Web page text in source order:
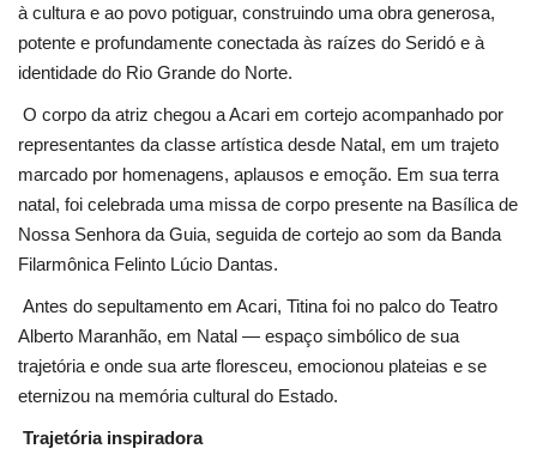
à cultura e ao povo potiguar, construindo uma obra generosa,
potente e profundamente conectada às raízes do Seridó e à
identidade do Rio Grande do Norte.
O corpo da atriz chegou a Acari em cortejo acompanhado por
representantes da classe artística desde Natal, em um trajeto
marcado por homenagens, aplausos e emoção. Em sua terra
natal, foi celebrada uma missa de corpo presente na Basílica de
Nossa Senhora da Guia, seguida de cortejo ao som da Banda
Filarmônica Felinto Lúcio Dantas.
Antes do sepultamento em Acari, Titina foi no palco do Teatro
Alberto Maranhão, em Natal — espaço simbólico de sua
trajetória e onde sua arte floresceu, emocionou plateias e se
eternizou na memória cultural do Estado.
Trajetória inspiradora